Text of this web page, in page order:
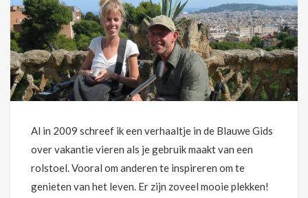
Al in 2009 schreef ik een verhaaltje in de Blauwe Gids
over vakantie vieren als je gebruik maakt van een
rolstoel. Vooral om anderen te inspireren om te
genieten van het leven. Er zijn zoveel mooie plekken!